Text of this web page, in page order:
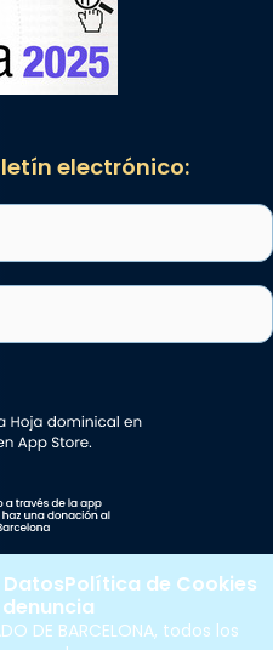
electrónico:
DE BARCELONA, todos los
Política de Cookies